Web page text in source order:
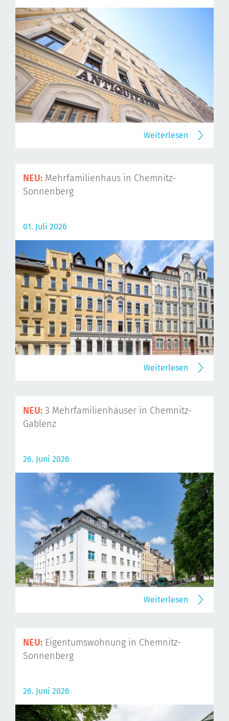
Weiterlesen
NEU: Mehrfamilienhaus in Chemnitz-
Sonnenberg
01. Juli 2026
Weiterlesen
NEU: 3 Mehrfamilienhäuser in Chemnitz-
Gablenz
26. Juni 2026
Weiterlesen
NEU: Eigentumswohnung in Chemnitz-
Sonnenberg
26. Juni 2026